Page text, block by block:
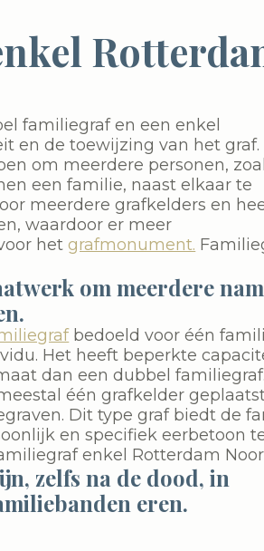
familiegraf en een enkel
en de toewijzing van het graf.
om meerdere personen,
een familie, naast elkaar te
meerdere grafkelders en
waardoor er meer
hetgrafmonument.
om meerdere
bedoeld voor één
Het heeft beperkte
dan een dubbel
één grafkelder
Dit type graf biedt de
en specifiek eerbetoon
enkel Rotterdam
zelfs na de dood, in
eren.